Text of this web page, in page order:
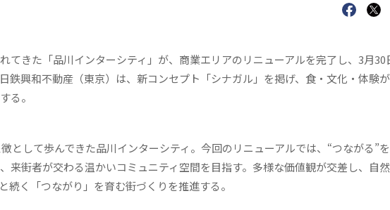
きた「品川インターシティ」が、商業エリアのリニューアルを完了し、3月30
鉄興和不動産（東京）は、新コンセプト「シナガル」を掲げ、食・文化・体験
る。
として歩んできた品川インターシティ。今回のリニューアルでは、“つながる”
来街者が交わる温かいコミュニティ空間を目指す。多様な価値観が交差し、自
く「つながり」を育む街づくりを推進する。